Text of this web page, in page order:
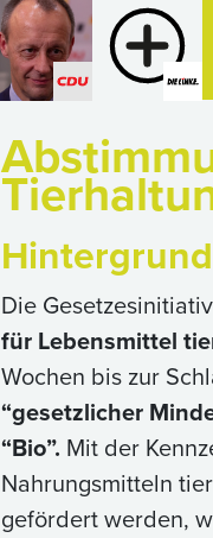
Hintergrund
Die
für Lebensmittel
Wochen bis zur
“gesetzlicher
“Bio”. Mit der
Nahrungsmitteln
gefördert werden,